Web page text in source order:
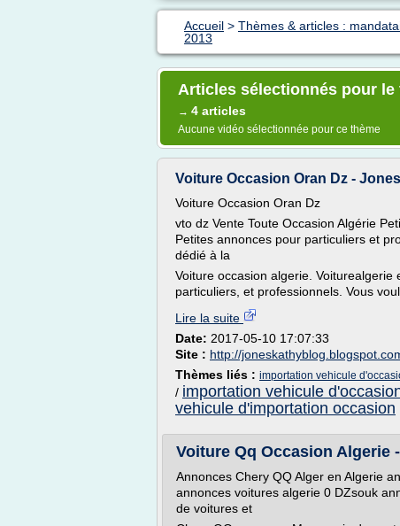
Accueil > Thèmes & articles :
2013
Articles sélectionnés pour le
→ 4 articles
Aucune vidéo sélectionnée pour ce thème
Voiture Occasion Oran Dz - Jones
Voiture Occasion Oran Dz
vto dz Vente Toute Occasion Algérie
Petites annonces pour particuliers et
dédié à la
Voiture occasion algerie.
particuliers, et professionnels. Vous
Lire la suite
Date: 2017-05-10 17:07:33
Site : http://
Thèmes liés : importation vehicule
/ importation vehicule
vehicule d'importation occasion
Voiture Qq Occasion Algerie
Annonces Chery QQ Alger en Algerie
annonces voitures algerie 0 DZsouk
de voitures et